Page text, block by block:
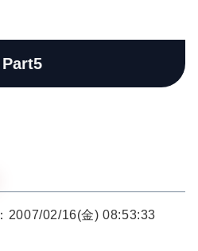
Part5
：2007/02/16(金) 08:53:33